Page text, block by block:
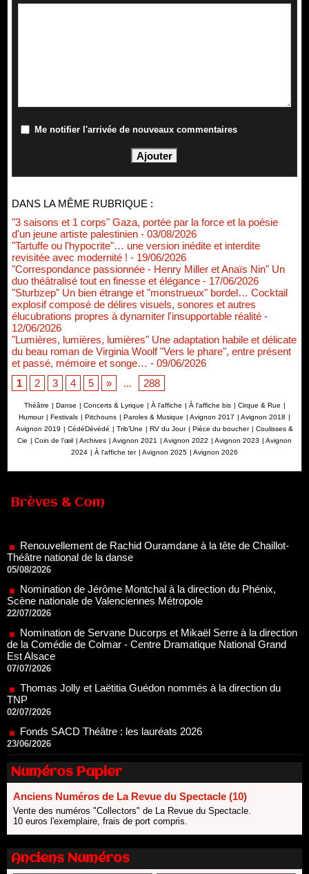
Me notifier l'arrivée de nouveaux commentaires
DANS LA MÊME RUBRIQUE :
"3 saisons et 1 corps" Gaza, portée par la force et la poésie
d'un jeune artiste palestinien - 03/08/2026
"Tartuffe ou l'hypocrite"… une version inédite et interdite
revisitée avec modernité ! - 19/06/2026
"Correspondance passionnée - Henry Miller et Anaïs Nin" Un
duo théâtralisé tout en finesse et élégance - 17/06/2026
"Sturbzep" Un bien étrange et "monstrueux" bordel… Cocktail
explosif composé de délires visuels, sonores et autres
élucubrations propres à dynamiter l'insupportable réalité -
12/06/2026
"Lumières, lumières, lumières" Une adaptation habile et délicate
du beau roman de Virginia Woolf "Vers le phare", entre présent
et passé, mémoire et songe… - 09/06/2026
1
2 3 4 5 » ... 288
Théâtre | Danse | Concerts & Lyrique | À l'affiche | À l'affiche bis | Cirque & Rue |
Humour | Festivals | Pitchouns | Paroles & Musique | Avignon 2017 | Avignon 2018 |
Avignon 2019 | CédéDévédé | Trib'Une | RV du Jour | Pièce du boucher | Coulisses &
Cie | Coin de l’œil | Archives | Avignon 2021 | Avignon 2022 | Avignon 2023 | Avignon
2024 | À l'affiche ter | Avignon 2025 | Avignon 2026
Brèves & Com
Renouvellement de Rachid Ouramdane à la tête de Chaillot-
Nomination de Jérôme Montchal à la direction du Phénix,
Scène nationale de Valenciennes Métropole
Nomination de Servane Ducorps et Mikaël Serre à la direction
de la Comédie de Colmar - Centre Dramatique National Grand
07/07/2026
Thomas Jolly et Laëtitia Guédon nommés à la direction du
TNP
Fonds SACD Théâtre : les lauréats 2026
23/06/2026
Dispositif ARTCENA Écrire pour le cirque, les lauréats 2026 !
20/06/2026
Le palmarès des prix SACD 2026
18/06/2026
Les 10 lauréats du Fonds Grandes Formes Théâtre 2026
SACD
13/06/2026
Nomination de Nathalie Garraud et Olivier Saccomano à la
direction du Théâtre de Gennevilliers - CDN
13/06/2026
Numéros Papier
Anciens Numéros de La Revue du Spectacle (10)
Vente des numéros "Collectors" de La Revue du Spectacle.
10 euros l'exemplaire, frais de port compris.
Anciens Numéros